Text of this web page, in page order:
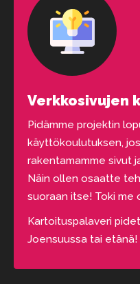
Verkkosivujen
Pidämme projektin
käyttökoulutuksen,
rakentamamme sivut
Näin ollen osaatte
suoraan itse! Toki me
Kartoituspalaveri
Joensuussa tai etänä!